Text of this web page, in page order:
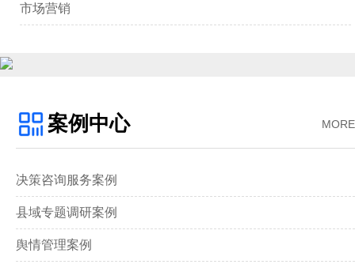
市场营销
MORE
案例中心
决策咨询服务案例
县域专题调研案例
舆情管理案例